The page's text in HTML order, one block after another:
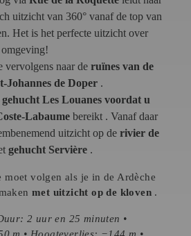
uitzicht van 360° vanaf de top van
Het is het perfecte uitzicht over
vervolgens naar de ruïnes van de
Johannes de Doper .
gehucht Les Louanes voordat u
Labaume bereikt . Vanaf daar
uitzicht op de rivier de
gehucht Servière .
volgen als je in de Ardèche
met uitzicht op de kloven .
2 uur en 25 minuten •